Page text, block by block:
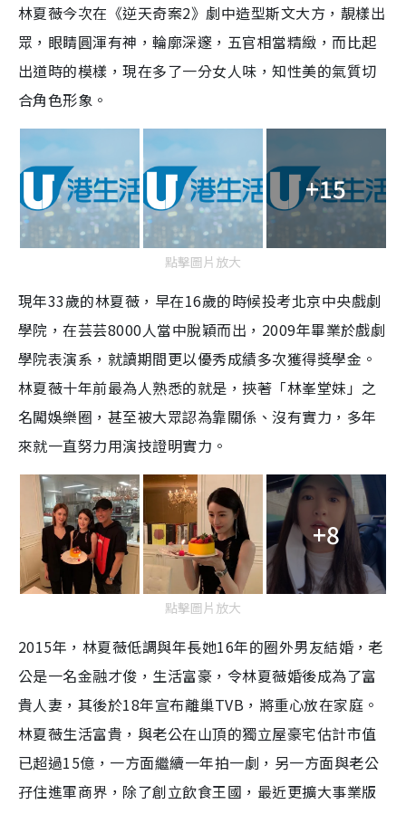
林夏薇今次在《逆天奇案2》劇中造型斯文大方，靚樣出
眾，眼睛圓渾有神，輪廓深邃，五官相當精緻，而比起
出道時的模樣，現在多了一分女人味，知性美的氣質切
合角色形象。
+15
點擊圖片放大
現年33歲的林夏薇，早在16歲的時候投考北京中央戲劇
學院，在芸芸8000人當中脫穎而出，2009年畢業於戲劇
學院表演系，就讀期間更以優秀成績多次獲得獎學金。
林夏薇十年前最為人熟悉的就是，挾著「林峯堂妹」之
名闖娛樂圈，甚至被大眾認為靠關係、沒有實力，多年
來就一直努力用演技證明實力。
+8
點擊圖片放大
2015年，林夏薇低調與年長她16年的圈外男友結婚，老
公是一名金融才俊，生活富豪，令林夏薇婚後成為了富
貴人妻，其後於18年宣布離巢TVB，將重心放在家庭。
林夏薇生活富貴，與老公在山頂的獨立屋豪宅估計市值
已超過15億，一方面繼續一年拍一劇，另一方面與老公
孖住進軍商界，除了創立飲食王國，最近更擴大事業版